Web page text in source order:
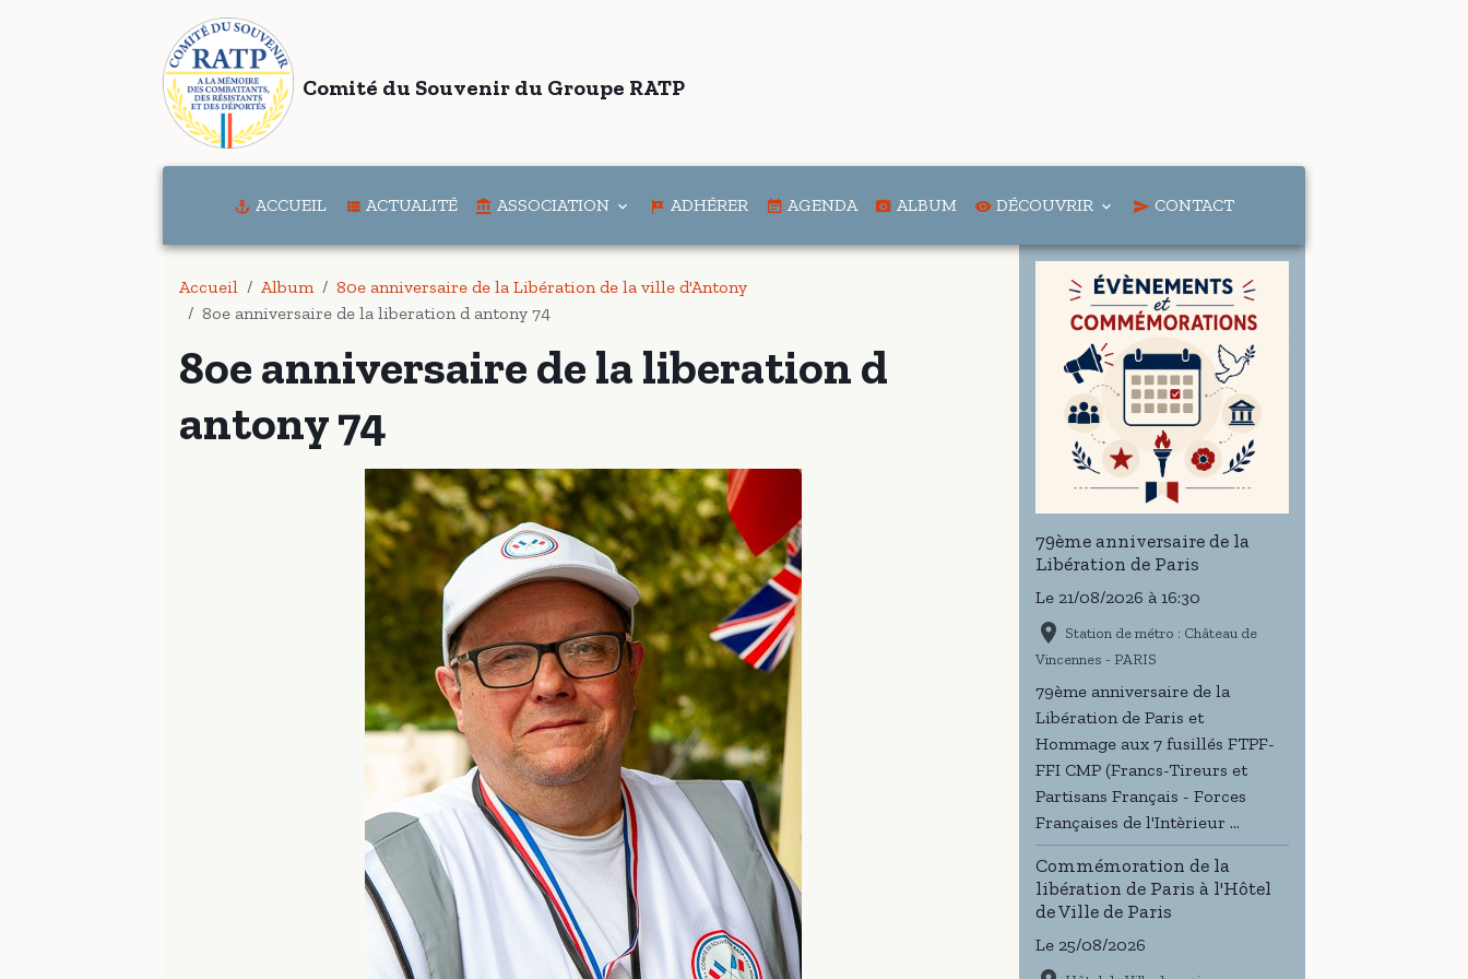
Comité du Souvenir du Groupe RATP
ACCUEIL ACTUALITÉ ASSOCIATION ADHÉRER AGENDA ALBUM DÉCOUVRIR CONTACT
Accueil Album
80e anniversaire de la Libération de la ville d'Antony
8oe anniversaire de la liberation d antony 74
8oe anniversaire de la liberation d
antony 74
79ème anniversaire de la
Libération de Paris
Le 21/08/2026 à 16:30
Station de métro : Château de
Vincennes - PARIS
79ème anniversaire de la
Libération de Paris et
Hommage aux 7 fusillés FTPF-
FFI CMP (Francs-Tireurs et
Partisans Français - Forces
Françaises de l'Intèrieur ...
Commémoration de la
libération de Paris à l'Hôtel
de Ville de Paris
Le 25/08/2026